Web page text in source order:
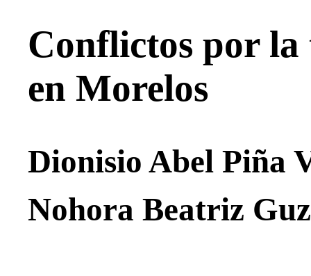
Conflictos por la
en Morelos
Dionisio Abel Piña
Nohora Beatriz